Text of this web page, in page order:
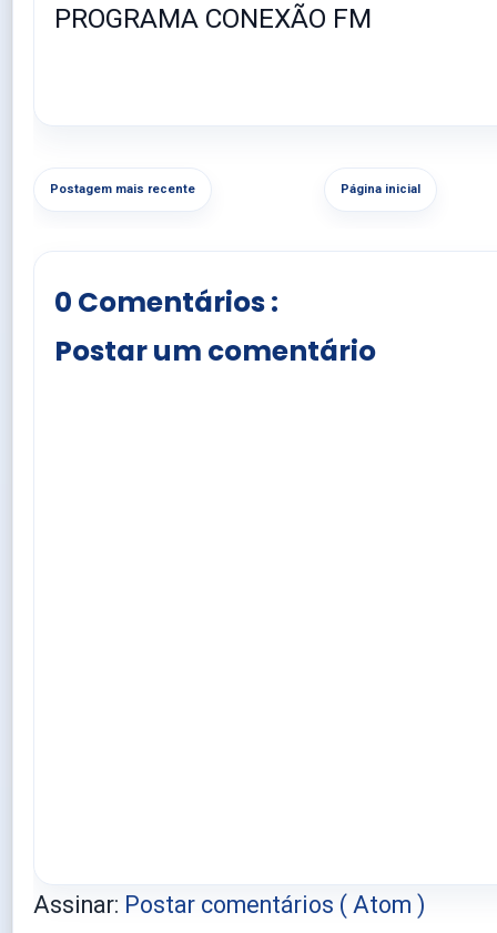
PROGRAMA CONEXÃO FM
Postagem mais recente Página inicial
0 Comentários :
Postar um comentário
Assinar: Postar comentários ( Atom )